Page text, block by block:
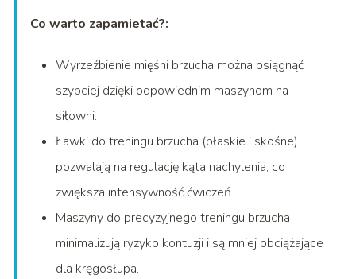
Co warto zapamietać?:
Wyrzeźbienie mięśni brzucha można osiągnąć
szybciej dzięki odpowiednim maszynom na
siłowni.
Ławki do treningu brzucha (płaskie i skośne)
pozwalają na regulację kąta nachylenia, co
zwiększa intensywność ćwiczeń.
Maszyny do precyzyjnego treningu brzucha
minimalizują ryzyko kontuzji i są mniej obciążające
dla kręgosłupa.